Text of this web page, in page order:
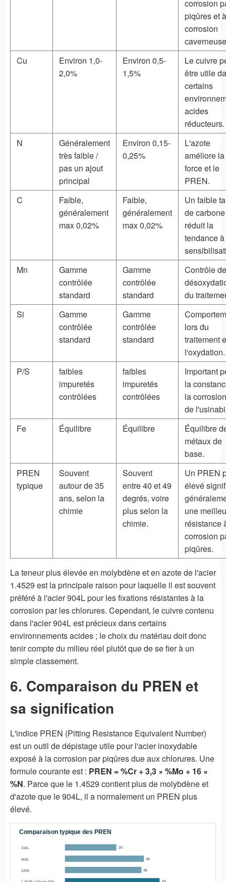
corrosion
piqûres et
corrosion
Cu
Environ 1,0-
2,0%
Environ 0,5-
1,5%
Le cuivre
être utile
certains
acides
réducteurs.
N
Généralement
très faible /
pas un ajout
principal
Environ 0,15-
0,25%
L'azote
améliore la
force et le
PREN.
C
Faible,
généralement
max 0,02%
Faible,
généralement
max 0,02%
Un faible
de carbone
réduit la
tendance
Mn
Gamme
contrôlée
standard
Gamme
contrôlée
standard
Contrôle
du
Si
Gamme
contrôlée
standard
Gamme
contrôlée
standard
lors du
traitement
l'oxydation.
P/S
faibles
impuretés
contrôlées
faibles
impuretés
contrôlées
Important
la
la
de
Fe
Équilibre Équilibre
Équilibre
métaux de
base.
PREN
typique
Souvent
autour de 35
ans, selon la
chimie
Souvent
entre 40 et 49
degrés, voire
plus selon la
chimie.
Un PREN
élevé
une
résistance
corrosion
piqûres.
La teneur plus élevée en molybdène et en azote de l'acier
1.4529 est la principale raison pour laquelle il est souvent
préféré à l'acier 904L pour les fixations résistantes à la
corrosion par les chlorures. Cependant, le cuivre contenu
dans l'acier 904L est précieux dans certains
environnements acides ; le choix du matériau doit donc
tenir compte du milieu réel plutôt que de se fier à un
simple classement.
6. Comparaison du PREN et
sa signification
L'indice PREN (Pitting Resistance Equivalent Number)
est un outil de dépistage utile pour l'acier inoxydable
exposé à la corrosion par piqûres due aux chlorures. Une
formule courante est : PREN = %Cr + 3,3 × %Mo + 16 ×
%N. Parce que le 1.4529 contient plus de molybdène et
d'azote que le 904L, il a normalement un PREN plus
élevé.
Comparaison typique des PREN
316L 26
904L 36
2205 35